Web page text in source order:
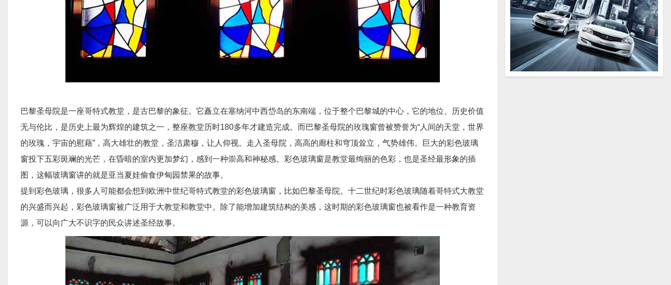
巴黎圣母院是一座哥特式教堂，是古巴黎的象征。它矗立在塞纳河中西岱岛的东南端，位于整个巴黎城的中心，它的地位、历史价值
无与伦比，是历史上最为辉煌的建筑之一，整座教堂历时180多年才建造完成。而巴黎圣母院的玫瑰窗曾被赞誉为“人间的天堂，世界
的玫瑰，宇宙的慰藉”，高大雄壮的教堂，圣洁肃穆，让人仰视。走入圣母院，高高的廊柱和穹顶耸立，气势雄伟。巨大的彩色玻璃
窗投下五彩斑斓的光芒，在昏暗的室内更加梦幻，感到一种崇高和神秘感。彩色玻璃窗是教堂最绚丽的色彩，也是圣经最形象的插
图，这幅玻璃窗讲的就是亚当夏娃偷食伊甸园禁果的故事。
提到彩色玻璃，很多人可能都会想到欧洲中世纪哥特式教堂的彩色玻璃窗，比如巴黎圣母院。十二世纪时彩色玻璃随着哥特式大教堂
的兴盛而兴起，彩色玻璃窗被广泛用于大教堂和教堂中。除了能增加建筑结构的美感，这时期的彩色玻璃窗也被看作是一种教育资
源，可以向广大不识字的民众讲述圣经故事。